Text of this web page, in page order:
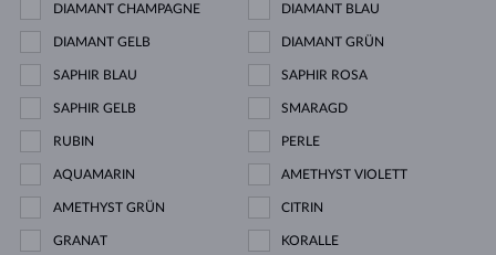
DIAMANT CHAMPAGNE DIAMANT BLAU
DIAMANT GELB DIAMANT GRÜN
SAPHIR BLAU SAPHIR ROSA
SAPHIR GELB SMARAGD
RUBIN PERLE
AQUAMARIN AMETHYST VIOLETT
AMETHYST GRÜN CITRIN
GRANAT KORALLE